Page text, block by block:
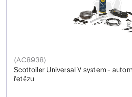
Scottoiler Universal V system -
řetězu
(AC8938)